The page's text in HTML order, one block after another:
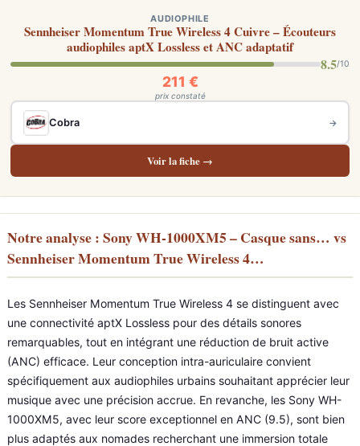
AUDIOPHILE
Sennheiser Momentum True Wireless 4 Cuivre – Écouteurs
audiophiles aptX Lossless et ANC adaptatif
8.5/10
211 €
prix constaté
Cobra →
Voir la fiche →
Notre analyse : Sony WH-1000XM5 – Casque sans… vs
Sennheiser Momentum True Wireless 4…
Les Sennheiser Momentum True Wireless 4 se distinguent avec
une connectivité aptX Lossless pour des détails sonores
remarquables, tout en intégrant une réduction de bruit active
(ANC) efficace. Leur conception intra-auriculaire convient
spécifiquement aux audiophiles urbains souhaitant apprécier leur
musique avec une précision accrue. En revanche, les Sony WH-
1000XM5, avec leur score exceptionnel en ANC (9.5), sont bien
plus adaptés aux nomades recherchant une immersion totale